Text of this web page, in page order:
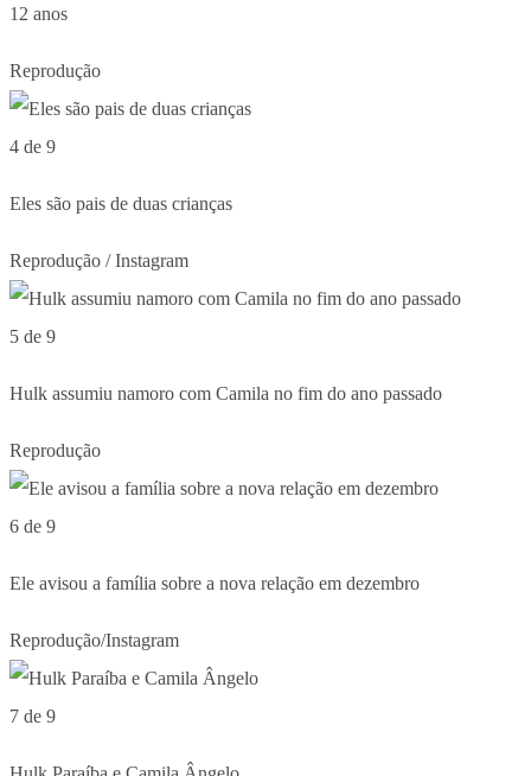
12 anos
Reprodução
4 de 9
Eles são pais de duas crianças
Reprodução / Instagram
5 de 9
Hulk assumiu namoro com Camila no fim do ano passado
Reprodução
6 de 9
Ele avisou a família sobre a nova relação em dezembro
Reprodução/Instagram
7 de 9